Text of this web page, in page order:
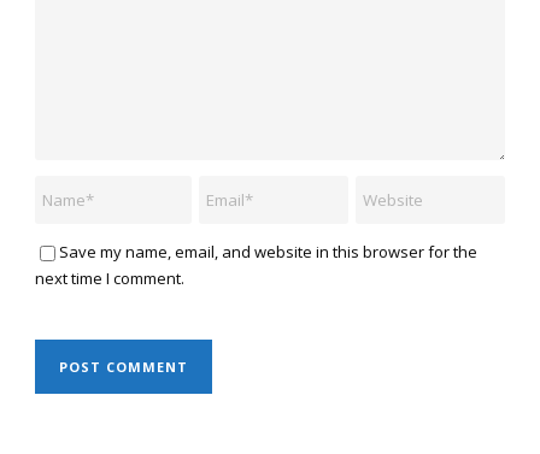
Save my name, email, and website in this browser for the
next time I comment.